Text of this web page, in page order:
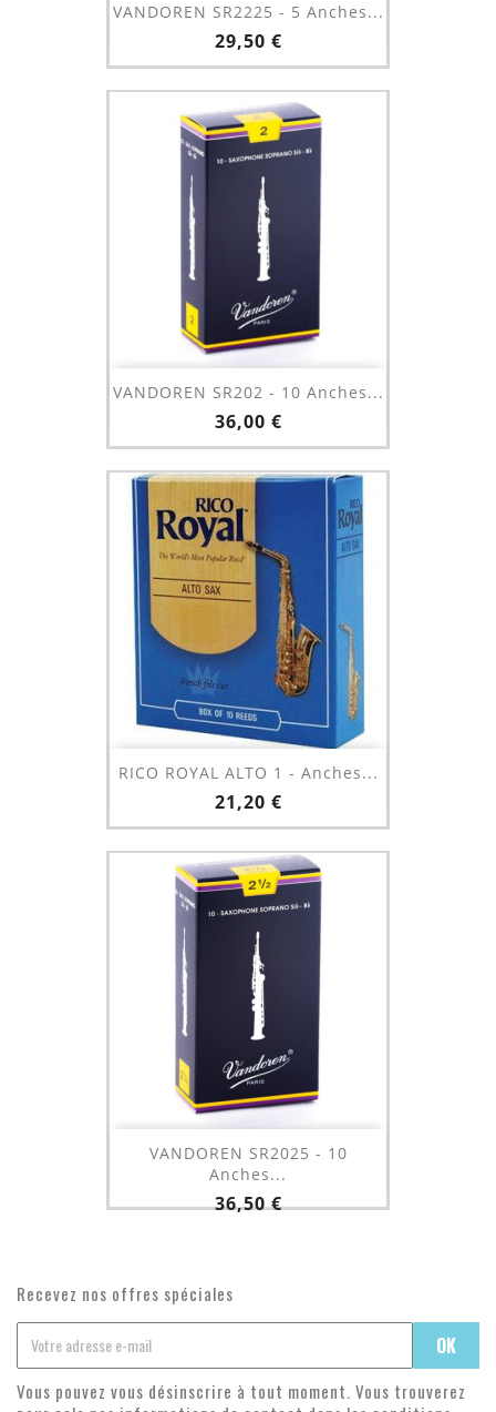
VANDOREN SR2225 - 5 Anches...
Prix
29,50 €
VANDOREN SR202 - 10 Anches...
Prix
36,00 €
RICO ROYAL ALTO 1 - Anches...
Prix
21,20 €
VANDOREN SR2025 - 10
Anches...
Prix
36,50 €
Recevez nos offres spéciales
Vous pouvez vous désinscrire à tout moment. Vous trouverez